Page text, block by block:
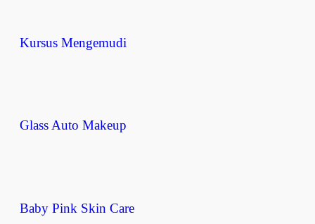
Kursus Mengemudi
Glass Auto Makeup
Baby Pink Skin Care